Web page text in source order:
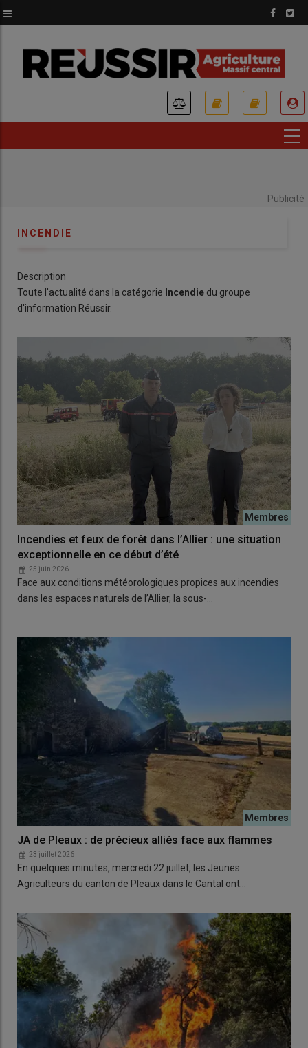
au
principal
Publicité
INCENDIE
Description
Toute l'actualité dans la catégorie Incendie du groupe
d'information Réussir.
Incendies et feux de forêt dans l’Allier : une situation
exceptionnelle en ce début d’été
25 juin 2026
Face aux conditions météorologiques propices aux incendies
dans les espaces naturels de l’Allier, la sous-…
JA de Pleaux : de précieux alliés face aux flammes
23 juillet 2026
En quelques minutes, mercredi 22 juillet, les Jeunes
Agriculteurs du canton de Pleaux dans le Cantal ont…